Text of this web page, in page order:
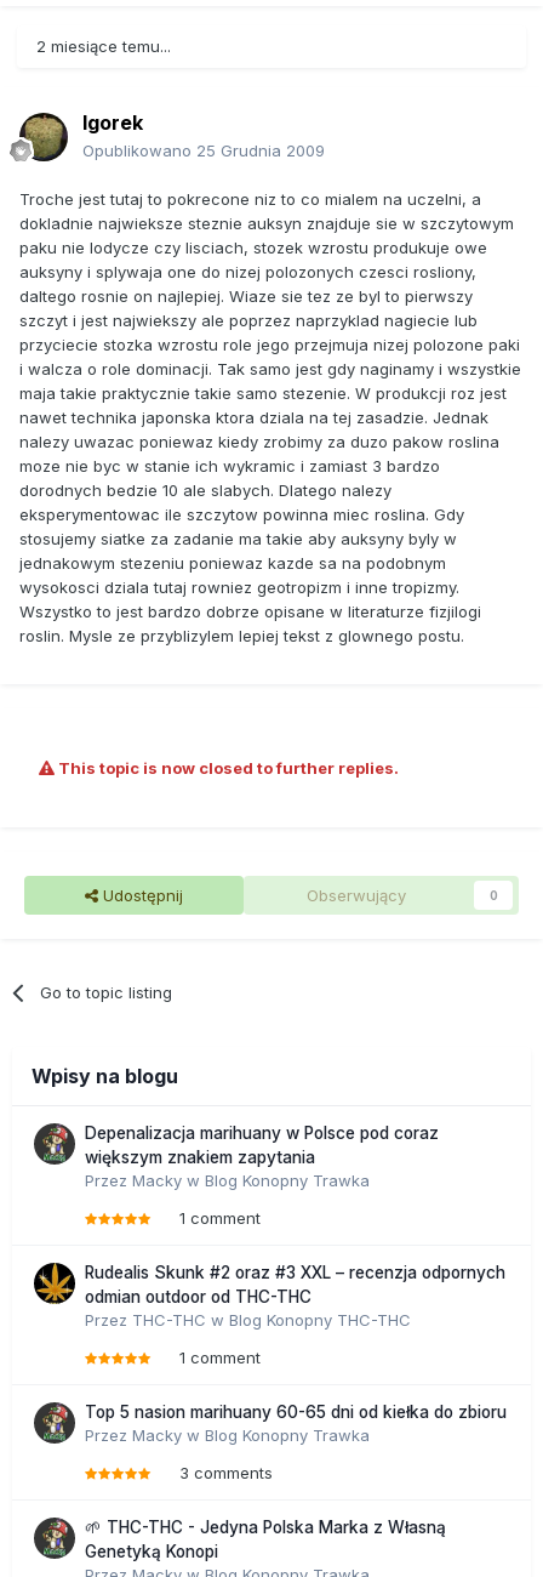
łodygi, a im bardziej intensywnie rozwija się dany pęd, tym
ma intensywność, z jaką się rozwija pęd, niż miejsce, w
którym rośnie. Jeśli więc chcemy zapewnić równomierny
najintensywniej rosnących pędów, które mogą, ale nie
muszą, znajdować się na czubku rośliny.
2 miesiące temu...
lgorek
Opublikowano 25 Grudnia 2009
Troche jest tutaj to pokrecone niz to co mialem na uczelni, a
dokladnie najwieksze steznie auksyn znajduje sie w szczytowym
paku nie lodycze czy lisciach, stozek wzrostu produkuje owe
auksyny i splywaja one do nizej polozonych czesci rosliony,
daltego rosnie on najlepiej. Wiaze sie tez ze byl to pierwszy
szczyt i jest najwiekszy ale poprzez naprzyklad nagiecie lub
przyciecie stozka wzrostu role jego przejmuja nizej polozone paki
i walcza o role dominacji. Tak samo jest gdy naginamy i wszystkie
maja takie praktycznie takie samo stezenie. W produkcji roz jest
nawet technika japonska ktora dziala na tej zasadzie. Jednak
nalezy uwazac poniewaz kiedy zrobimy za duzo pakow roslina
moze nie byc w stanie ich wykramic i zamiast 3 bardzo
dorodnych bedzie 10 ale slabych. Dlatego nalezy
eksperymentowac ile szczytow powinna miec roslina. Gdy
stosujemy siatke za zadanie ma takie aby auksyny byly w
jednakowym stezeniu poniewaz kazde sa na podobnym
wysokosci dziala tutaj rowniez geotropizm i inne tropizmy.
Wszystko to jest bardzo dobrze opisane w literaturze fizjilogi
roslin. Mysle ze przyblizylem lepiej tekst z glownego postu.
This topic is now closed to further replies.
Udostępnij Obserwujący 0
Go to topic listing
Wpisy na blogu
Depenalizacja marihuany w Polsce pod coraz
większym znakiem zapytania
Przez Macky w Blog Konopny Trawka
1 comment
Rudealis Skunk #2 oraz #3 XXL – recenzja odpornych
odmian outdoor od THC-THC
Przez THC-THC w Blog Konopny THC-THC
1 comment
Top 5 nasion marihuany 60-65 dni od kiełka do zbioru
Przez Macky w Blog Konopny Trawka
3 comments
🌱 THC-THC - Jedyna Polska Marka z Własną
Genetyką Konopi